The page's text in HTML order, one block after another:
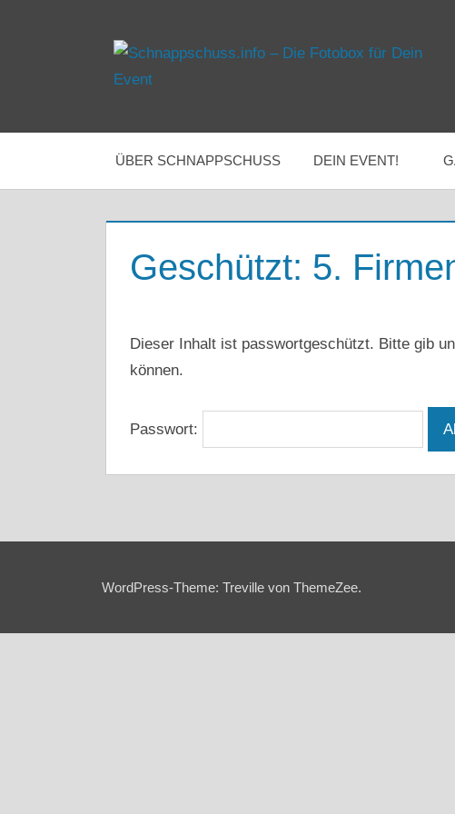
ÜBER SCHNAPPSCHUSS DEIN EVENT!
Geschützt: 5.
Dieser Inhalt ist passwortgeschützt. Bitte gib
können.
Passwort:
WordPress-Theme: Treville von ThemeZee.